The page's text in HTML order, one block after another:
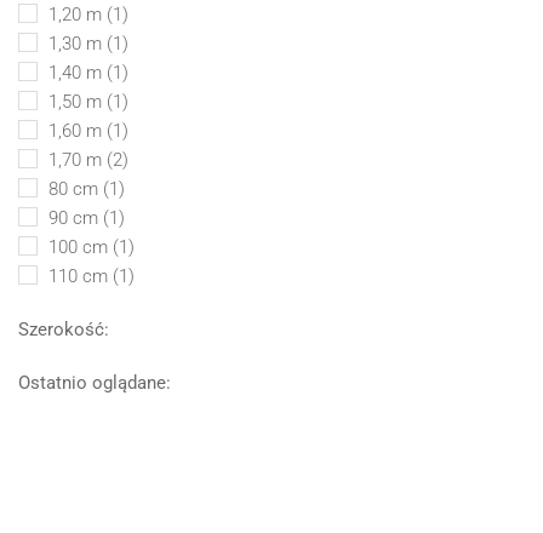
1,20 m (1)
1,30 m (1)
1,40 m (1)
1,50 m (1)
1,60 m (1)
1,70 m (2)
80 cm (1)
90 cm (1)
100 cm (1)
110 cm (1)
Szerokość:
Ostatnio oglądane: